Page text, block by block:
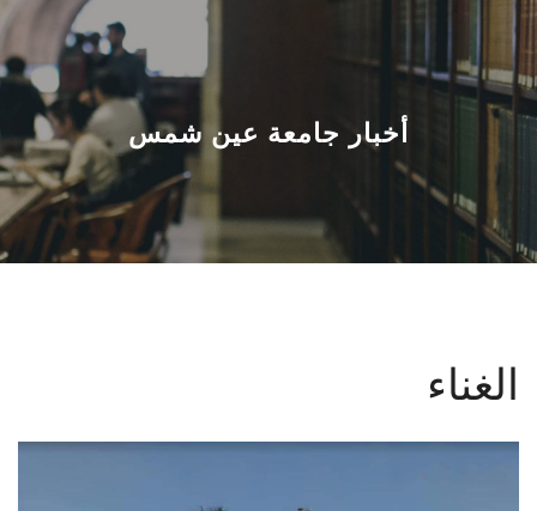
عن الجامعة
القطاعـات
الشئون الأكاديمية
البحث العلمي
أخبار جامعة عين شمس
الغناء